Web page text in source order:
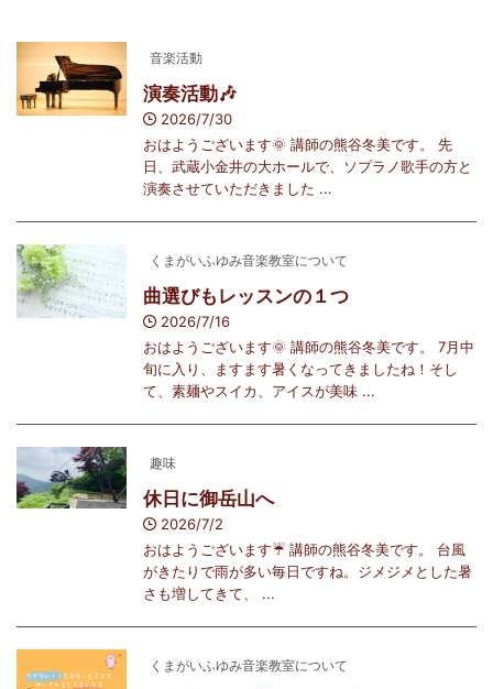
音楽活動
演奏活動🎶
2026/7/30
おはようございます🌞 講師の熊谷冬美です。 先
日、武蔵小金井の大ホールで、ソプラノ歌手の方と
演奏させていただきました ...
くまがいふゆみ音楽教室について
曲選びもレッスンの１つ
2026/7/16
おはようございます🌞 講師の熊谷冬美です。 7月中
旬に入り、ますます暑くなってきましたね！そし
て、素麺やスイカ、アイスが美味 ...
趣味
休日に御岳山へ
2026/7/2
おはようございます☔️ 講師の熊谷冬美です。 台風
がきたりで雨が多い毎日ですね。ジメジメとした暑
さも増してきて、 ...
くまがいふゆみ音楽教室について